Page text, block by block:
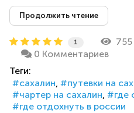
Продолжить чтение
1
0 Комментариев
Теги:
сахалин
путевки на
чартер на сахалин
где
где отдохнуть в россии